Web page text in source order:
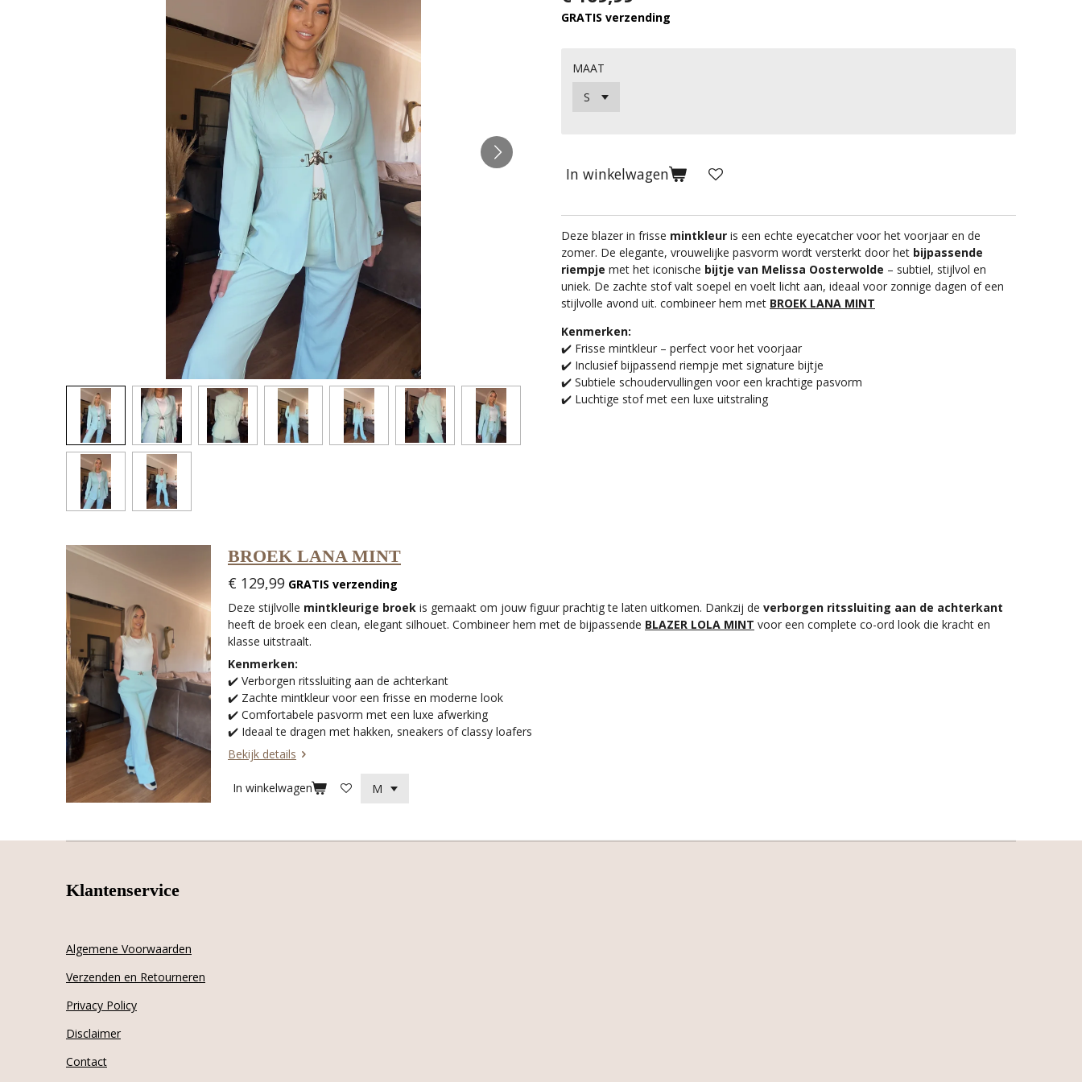
GRATIS verzending
MAAT
In winkelwagen
Deze blazer in frisse mintkleur is een echte eyecatcher voor het voorjaar en de
zomer. De elegante, vrouwelijke pasvorm wordt versterkt door het bijpassende
riempje met het iconische bijtje van Melissa Oosterwolde – subtiel, stijlvol en
uniek. De zachte stof valt soepel en voelt licht aan, ideaal voor zonnige dagen of een
stijlvolle avond uit. combineer hem met BROEK LANA MINT
Kenmerken:
✔️ Frisse mintkleur – perfect voor het voorjaar
✔️ Inclusief bijpassend riempje met signature bijtje
✔️ Subtiele schoudervullingen voor een krachtige pasvorm
✔️ Luchtige stof met een luxe uitstraling
BROEK LANA MINT
€ 129,99 GRATIS verzending
Deze stijlvolle mintkleurige broek is gemaakt om jouw figuur prachtig te laten uitkomen. Dankzij de verborgen ritssluiting aan de achterkant
heeft de broek een clean, elegant silhouet. Combineer hem met de bijpassende BLAZER LOLA MINT voor een complete co-ord look die kracht en
klasse uitstraalt.
Kenmerken:
✔️ Verborgen ritssluiting aan de achterkant
✔️ Zachte mintkleur voor een frisse en moderne look
✔️ Comfortabele pasvorm met een luxe afwerking
✔️ Ideaal te dragen met hakken, sneakers of classy loafers
Bekijk details
In winkelwagen
Klantenservice
Algemene Voorwaarden
Verzenden en Retourneren
Privacy Policy
Disclaimer
Contact